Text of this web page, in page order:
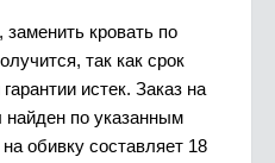
кровать по
так как срок
истек. Заказ на
по указанным
обивку составляет 18